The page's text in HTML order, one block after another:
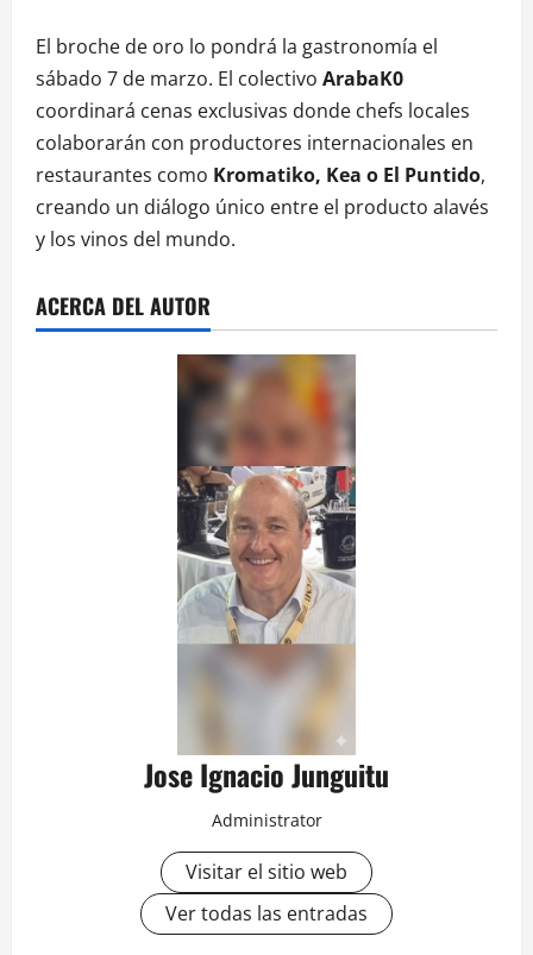
El broche de oro lo pondrá la gastronomía el
sábado 7 de marzo. El colectivo ArabaK0
coordinará cenas exclusivas donde chefs locales
colaborarán con productores internacionales en
restaurantes como Kromatiko, Kea o El Puntido,
creando un diálogo único entre el producto alavés
y los vinos del mundo.
ACERCA DEL AUTOR
Jose Ignacio Junguitu
Administrator
Visitar el sitio web
Ver todas las entradas